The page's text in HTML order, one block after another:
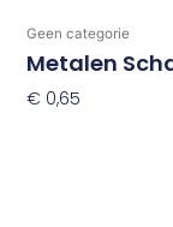
Geen categorie
Metalen
€ 0,65